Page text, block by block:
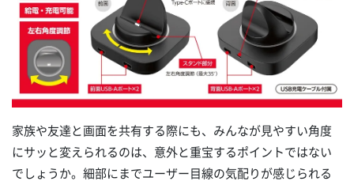
家族や友達と画面を共有する際にも、みんなが見やすい角度
にサッと変えられるのは、意外と重宝するポイントではない
でしょうか。細部にまでユーザー目線の気配りが感じられる